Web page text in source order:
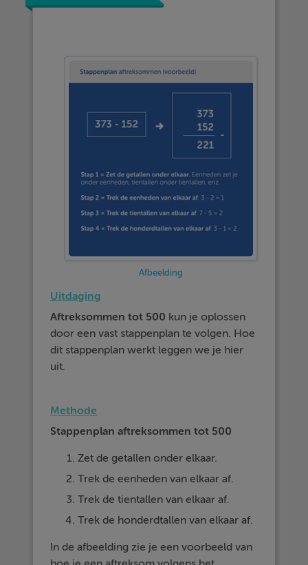
Afbeelding
Uitdaging
Aftreksommen tot 500 kun je oplossen
door een vast stappenplan te volgen. Hoe
dit stappenplan werkt leggen we je hier
uit.
Methode
Stappenplan aftreksommen tot 500
Zet de getallen onder elkaar.
Trek de eenheden van elkaar af.
Trek de tientallen van elkaar af.
Trek de honderdtallen van elkaar af.
In de afbeelding zie je een voorbeeld van